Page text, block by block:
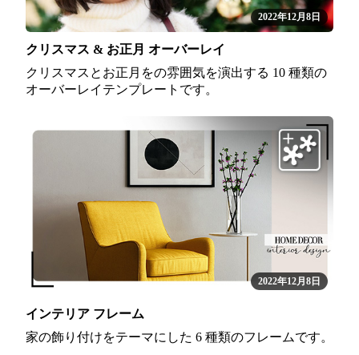
2022年12月8日
クリスマス & お正月 オーバーレイ
クリスマスとお正月をの雰囲気を演出する 10 種類の
オーバーレイテンプレートです。
2022年12月8日
インテリア フレーム
家の飾り付けをテーマにした 6 種類のフレームです。